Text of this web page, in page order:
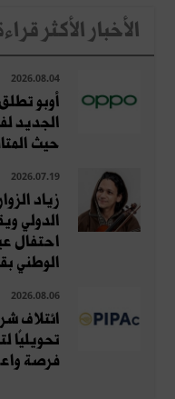
الأخبار الأكثر
2026.08.04
الجديد
حيث
2026.07.19
زياد
احتفال
الوطني
2026.08.06
ائتلاف
تحويليًا
فرصة